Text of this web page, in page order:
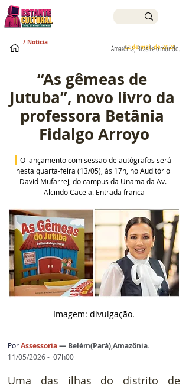
11 de mai. de 2026
Amazônia, Brasil e o mundo.
/ Notícia
“As gêmeas de
Jutuba”, novo livro da
professora Betânia
Fidalgo Arroyo
O lançamento com sessão de autógrafos será
nesta quarta-feira (13/05), às 17h, no Auditório
David Mufarrej, do campus da Unama da Av.
Alcindo Cacela. Entrada franca
Imagem: divulgação.
PorAssessoria— Belém(Pará),Amazônia.
11/05/2026 -  07h00
Uma das ilhas do distrito de